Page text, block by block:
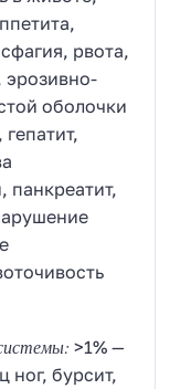
рвота,
эрозивно-
оболочки
панкреатит,
>1% —
ног, бурсит,